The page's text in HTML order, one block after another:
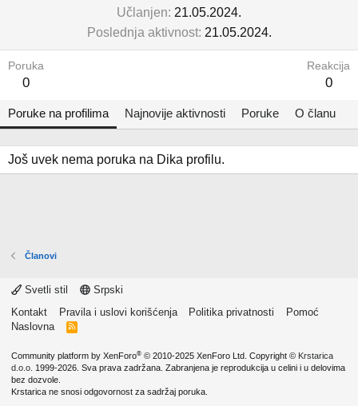
Učlanjen 21.05.2024.
Poslednja aktivnost 21.05.2024.
Poruka
0
Reakcija
0
Poruke na profilima Najnovije aktivnosti Poruke O članu
Još uvek nema poruka na Dika profilu.
Članovi
Svetli stil
Srpski
Kontakt
Pravila i uslovi korišćenja Politika privatnosti
Pomoć
Naslovna
R
Community platform by XenForo® © 2010-2025 XenForo Ltd. Copyright © Krstarica
d.o.o. 1999-2026. Sva prava zadržana. Zabranjena je reprodukcija u celini i u delovima
bez dozvole.
Krstarica ne snosi odgovornost za sadržaj poruka.